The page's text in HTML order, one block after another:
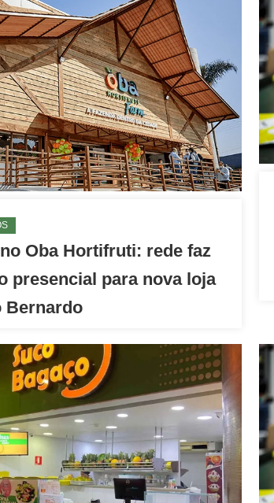
Oba Hortifruti: rede faz
presencial para nova loja
Bernardo